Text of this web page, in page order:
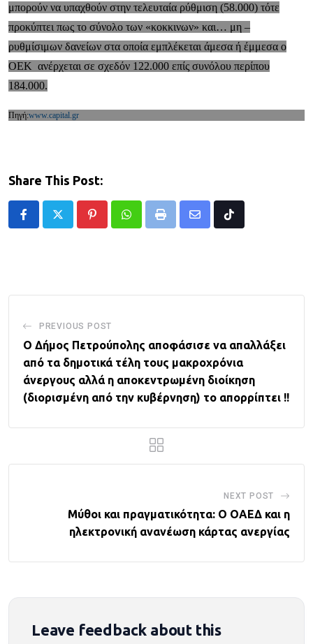
μπορούν να υπαχθούν στην τελευταία ρύθμιση (58.000) τότε
προκύπτει πως το σύνολο των «κοκκινων» και… μη –
ρυθμίσιμων δανείων στα οποία εμπλέκεται άμεσα ή έμμεσα ο
ΟΕΚ ανέρχεται σε σχεδόν 122.000 επίς συνόλου περίπου
184.000.
Πηγή:www.capital.gr
Share This Post:
PinterestWhatsappPrint
Share
Tiktok
PREVIOUS POST
Ο Δήμος Πετρούπολης αποφάσισε να απαλλάξει
από τα δημοτικά τέλη τους μακροχρόνια
άνεργους αλλά η αποκεντρωμένη διοίκηση
(διορισμένη από την κυβέρνηση) το απορρίπτει !!
NEXT POST
Μύθοι και πραγματικότητα: Ο ΟΑΕΔ και η
ηλεκτρονική ανανέωση κάρτας ανεργίας
Leave feedback about this